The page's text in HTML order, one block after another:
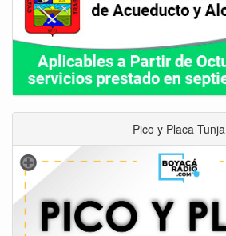
Pico y Placa Tunja